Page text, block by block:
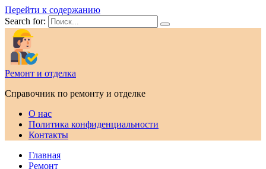
Перейти к содержанию
Search for:
Ремонт и отделка
Справочник по ремонту и отделке
О нас
Политика конфиденциальности
Контакты
Главная
Ремонт